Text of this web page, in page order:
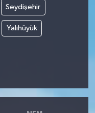
Seydişehir
Yalıhüyük